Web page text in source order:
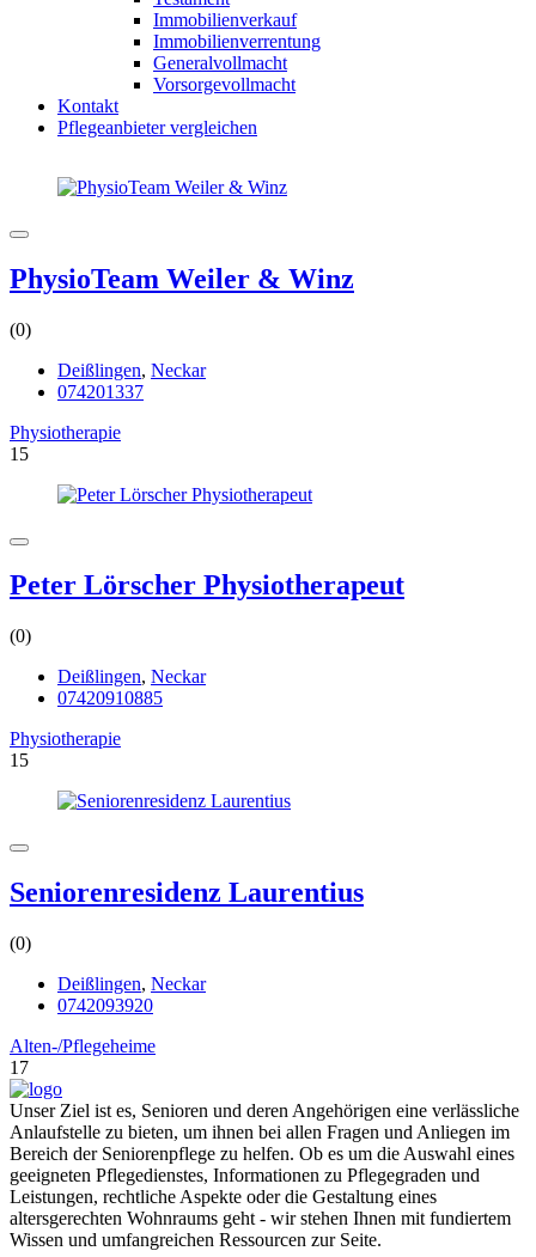
Immobilienverkauf
Immobilienverrentung
Generalvollmacht
Vorsorgevollmacht
Kontakt
Pflegeanbieter vergleichen
PhysioTeam Weiler & Winz
(0)
Deißlingen, Neckar
074201337
Physiotherapie
15
Peter Lörscher Physiotherapeut
(0)
Deißlingen, Neckar
07420910885
Physiotherapie
15
Seniorenresidenz Laurentius
(0)
Deißlingen, Neckar
0742093920
Alten-/Pflegeheime
17
Unser Ziel ist es, Senioren und deren Angehörigen eine verlässliche
Anlaufstelle zu bieten, um ihnen bei allen Fragen und Anliegen im
Bereich der Seniorenpflege zu helfen. Ob es um die Auswahl eines
geeigneten Pflegedienstes, Informationen zu Pflegegraden und
Leistungen, rechtliche Aspekte oder die Gestaltung eines
altersgerechten Wohnraums geht - wir stehen Ihnen mit fundiertem
Wissen und umfangreichen Ressourcen zur Seite.